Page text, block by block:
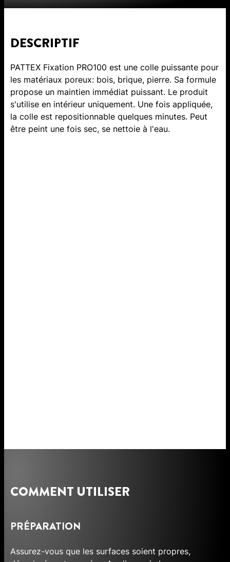
DESCRIPTIF
PATTEX Fixation PRO100 est une colle puissante pour
les matériaux poreux: bois, brique, pierre. Sa formule
propose un maintien immédiat puissant. Le produit
s'utilise en intérieur uniquement. Une fois appliquée,
la colle est repositionnable quelques minutes. Peut
être peint une fois sec, se nettoie à l'eau.
COMMENT UTILISER
PRÉPARATION
Assurez-vous que les surfaces soient propres,